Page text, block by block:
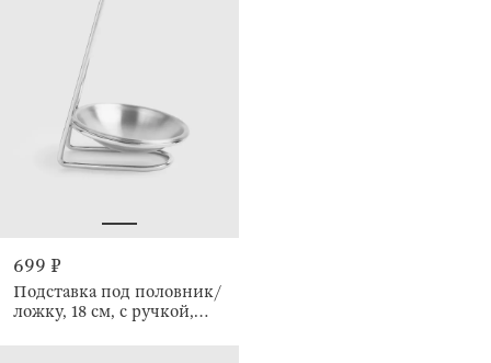
699 ₽
Подставка под половник/
ложку, 18 см, с ручкой,